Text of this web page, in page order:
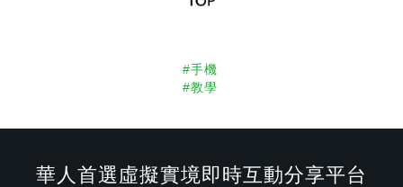
#手機
#教學
華人首選虛擬實境即時互動分享平台